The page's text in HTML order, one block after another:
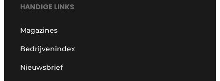
HANDIGE LINKS
Magazines
Bedrijvenindex
Nieuwsbrief